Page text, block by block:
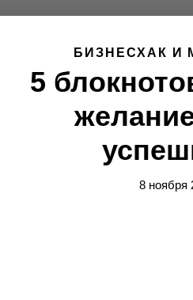
БИЗНЕСХАК И
5
8 ноября